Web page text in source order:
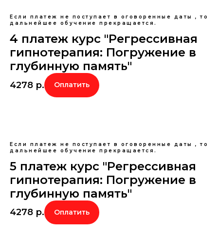
Если платеж не поступает в оговоренные даты , то
дальнейшее обучение прекращается.
4 платеж курс "Регрессивная
гипнотерапия: Погружение в
глубинную память"
4278 р. Оплатить
Если платеж не поступает в оговоренные даты , то
дальнейшее обучение прекращается.
5 платеж курс "Регрессивная
гипнотерапия: Погружение в
глубинную память"
4278 р. Оплатить